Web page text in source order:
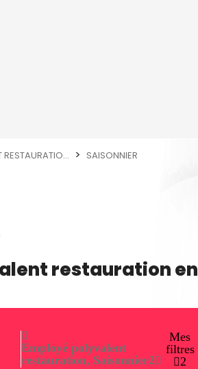
RESTAURATIO... SAISONNIER
restaurationen
Employé polyvalent
restauration, Saisonnier2
Mes
filtres
2